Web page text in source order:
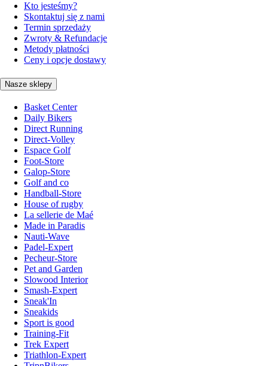
Kto jesteśmy?
Skontaktuj się z nami
Termin sprzedaży
Zwroty & Refundacje
Metody płatności
Ceny i opcje dostawy
Nasze sklepy
Basket Center
Daily Bikers
Direct Running
Direct-Volley
Espace Golf
Foot-Store
Galop-Store
Golf and co
Handball-Store
House of rugby
La sellerie de Maé
Made in Paradis
Nauti-Wave
Padel-Expert
Pecheur-Store
Pet and Garden
Slowood Interior
Smash-Expert
Sneak'In
Sneakids
Sport is good
Training-Fit
Trek Expert
Triathlon-Expert